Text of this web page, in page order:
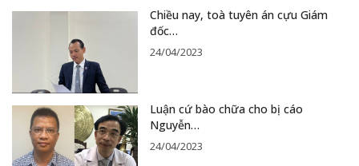
Chiều nay, toà tuyên án cựu Giám
đốc…
24/04/2023
Luận cứ bào chữa cho bị cáo
Nguyễn…
24/04/2023